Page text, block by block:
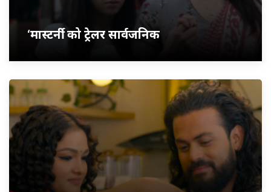
‘मास्टर्नी’ को ट्रेलर सार्वजनिक